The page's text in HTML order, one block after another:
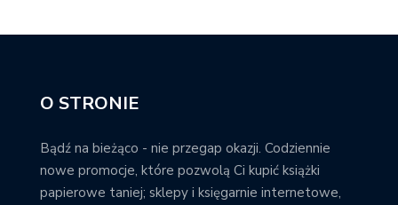
O STRONIE
Bądź na bieżąco - nie przegap okazji. Codziennie
nowe promocje, które pozwolą Ci kupić książki
papierowe taniej; sklepy i księgarnie internetowe,